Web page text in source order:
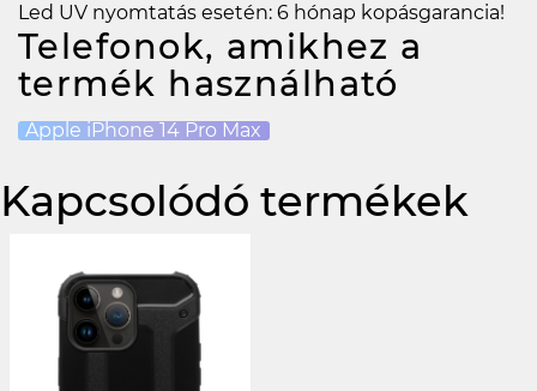
Led UV nyomtatás esetén: 6 hónap kopásgarancia!
Telefonok, amikhez a
termék használható
Apple iPhone 14 Pro Max
Kapcsolódó termékek